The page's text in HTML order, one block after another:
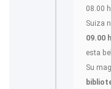
08.00
Suiza
09.00
esta
Su